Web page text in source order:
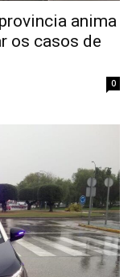
anima
os casos de
0